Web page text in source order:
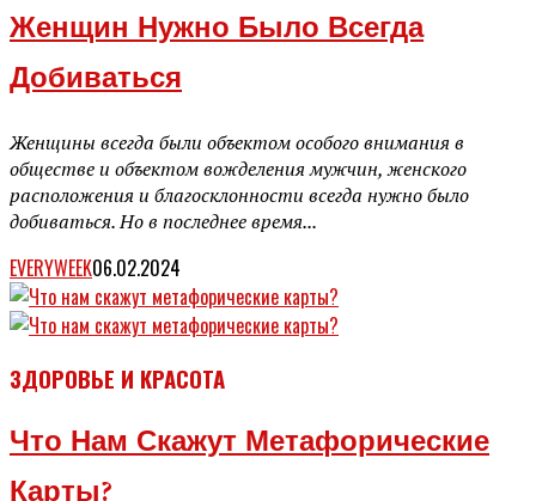
Женщин Нужно Было Всегда
Добиваться
Женщины всегда были объектом особого внимания в
обществе и объектом вожделения мужчин, женского
расположения и благосклонности всегда нужно было
добиваться. Но в последнее время...
EVERYWEEK06.02.2024
ЗДОРОВЬЕ И КРАСОТА
Что Нам Скажут Метафорические